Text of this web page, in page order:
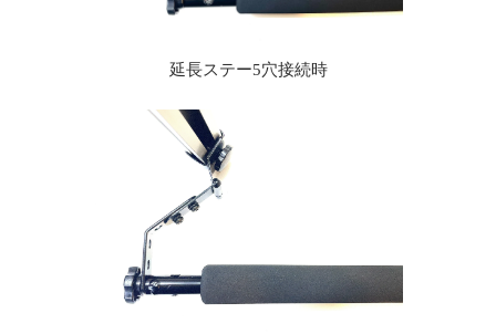
延長ステー5穴接続時